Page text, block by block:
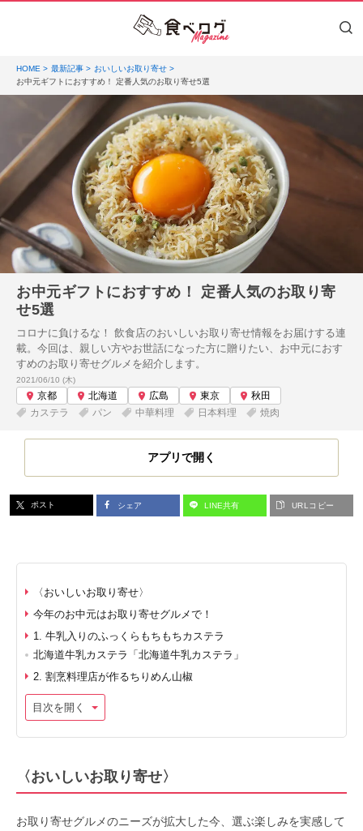
HOME 最新記事
おいしいお取り寄せ
お中元ギフトにおすすめ！ 定番人気のお取り寄せ5選
お中元ギフトにおすすめ！ 定番人気のお取り寄
せ5選
コロナに負けるな！ 飲食店のおいしいお取り寄せ情報をお届けする連
載。今回は、親しい方やお世話になった方に贈りたい、お中元におす
すめのお取り寄せグルメを紹介します。
投稿日:
2021/06/10 (木)
京都 北海道 広島 東京
秋田
カステラ
パン 中華料理 日本料理 焼肉
アプリで開く
ポスト シェア LINE共有 URLコピー
〈おいしいお取り寄せ〉
今年のお中元はお取り寄せグルメで！
1. 牛乳入りのふっくらもちもちカステラ
北海道牛乳カステラ「北海道牛乳カステラ」
2. 割烹料理店が作るちりめん山椒
目次を開く
〈おいしいお取り寄せ〉
お取り寄せグルメのニーズが拡大した今、選ぶ楽しみを実感して